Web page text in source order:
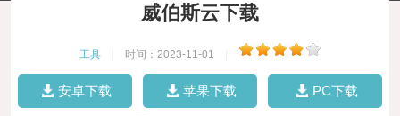
威伯斯云下载
工具 时间：2023-11-01
安卓下载 苹果下载 PC下载